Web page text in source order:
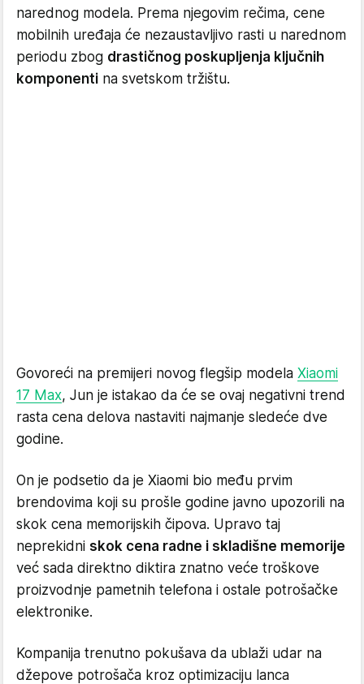
narednog modela. Prema njegovim rečima, cene
mobilnih uređaja će nezaustavljivo rasti u narednom
periodu zbog drastičnog poskupljenja ključnih
komponenti na svetskom tržištu.
Govoreći na premijeri novog flegšip modela Xiaomi
17 Max, Jun je istakao da će se ovaj negativni trend
rasta cena delova nastaviti najmanje sledeće dve
godine.
On je podsetio da je Xiaomi bio među prvim
brendovima koji su prošle godine javno upozorili na
skok cena memorijskih čipova. Upravo taj
neprekidni skok cena radne i skladišne memorije
već sada direktno diktira znatno veće troškove
proizvodnje pametnih telefona i ostale potrošačke
elektronike.
Kompanija trenutno pokušava da ublaži udar na
džepove potrošača kroz optimizaciju lanca